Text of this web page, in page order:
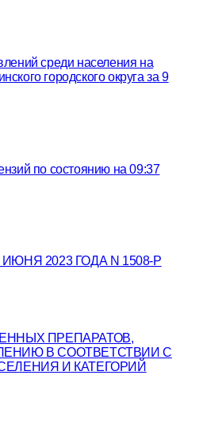
среди населения на
городского округа за 9
по состоянию на 09:37
2023 ГОДА N 1508-Р
ПРЕПАРАТОВ,
В СООТВЕТСТВИИ С
И КАТЕГОРИЙ